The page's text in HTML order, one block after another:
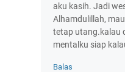
aku kasih. Jadi
Alhamdulillah,
tetap utang.kalau
mentalku siap
Balas